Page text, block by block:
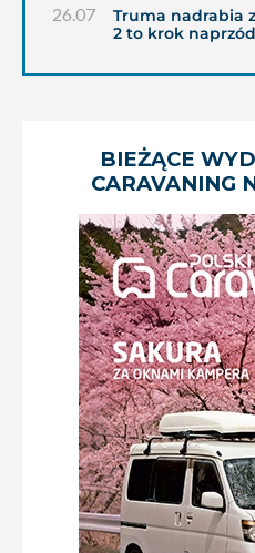
26.07
Truma nadrabia
2 to krok naprzód
BIEŻĄCE
CARAVANING